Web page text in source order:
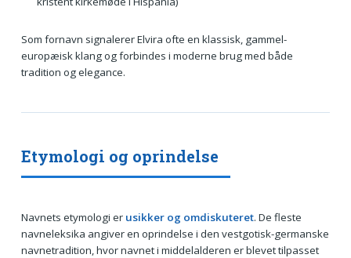
Som fornavn signalerer Elvira ofte en klassisk, gammel-
europæisk klang og forbindes i moderne brug med både
tradition og elegance.
Etymologi og oprindelse
Navnets etymologi er usikker og omdiskuteret. De fleste
navneleksika angiver en oprindelse i den vestgotisk-germanske
navnetradition, hvor navnet i middelalderen er blevet tilpasset